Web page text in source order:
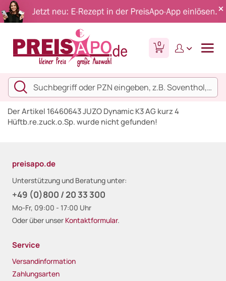
0
Der Artikel 16460643 JUZO Dynamic K3 AG kurz 4
Hüftb.re.zuck.o.Sp. wurde nicht gefunden!
preisapo.de
Unterstützung und Beratung unter:
+49 (0)800 / 20 33 300
Mo-Fr, 09:00 - 17:00 Uhr
Oder über unser Kontaktformular.
Service
Versandinformation
Zahlungsarten